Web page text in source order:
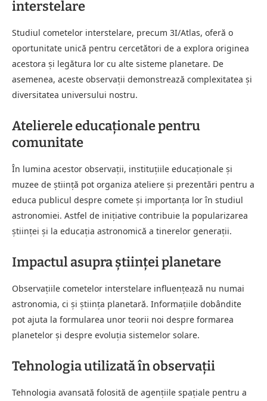
interstelare
Studiul cometelor interstelare, precum 3I/Atlas, oferă o
oportunitate unică pentru cercetători de a explora originea
acestora și legătura lor cu alte sisteme planetare. De
asemenea, aceste observații demonstrează complexitatea și
diversitatea universului nostru.
Atelierele educaționale pentru
comunitate
În lumina acestor observații, instituțiile educaționale și
muzee de știință pot organiza ateliere și prezentări pentru a
educa publicul despre comete și importanța lor în studiul
astronomiei. Astfel de inițiative contribuie la popularizarea
științei și la educația astronomică a tinerelor generații.
Impactul asupra științei planetare
Observațiile cometelor interstelare influențează nu numai
astronomia, ci și știința planetară. Informațiile dobândite
pot ajuta la formularea unor teorii noi despre formarea
planetelor și despre evoluția sistemelor solare.
Tehnologia utilizată în observații
Tehnologia avansată folosită de agențiile spațiale pentru a